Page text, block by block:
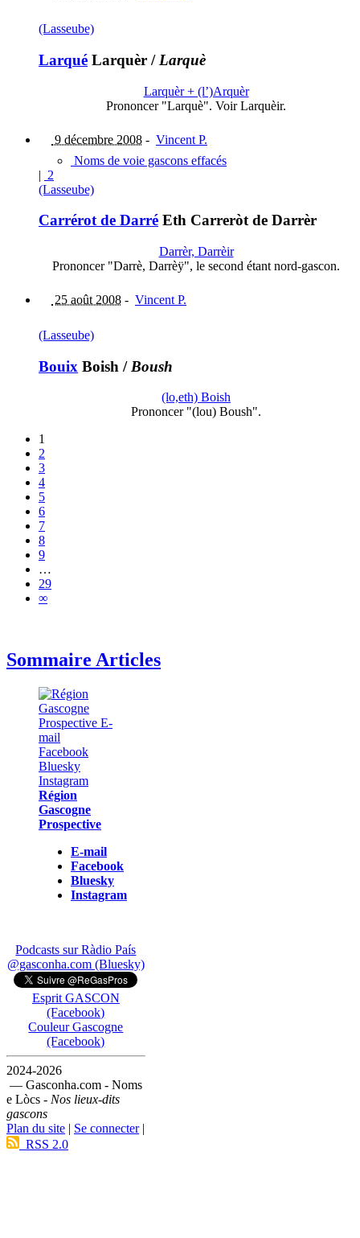
(Lasseube)
Larqué Larquèr / Larquè
Larquèr + (l’)Arquèr
Prononcer "Larquè". Voir Larquèir.
9 décembre 2008 - Vincent P.
Noms de voie gascons effacés
| 2
(Lasseube)
Carrérot de Darré Eth Carreròt de Darrèr
Darrèr, Darrèir
Prononcer "Darrè, Darrèÿ", le second étant nord-gascon.
25 août 2008 - Vincent P.
(Lasseube)
Bouix Boish / Boush
(lo,eth) Boish
Prononcer "(lou) Boush".
1
2
3
4
5
6
7
8
9
…
29
∞
Sommaire Articles
Région
Gascogne
Prospective
E-mail
Facebook
Bluesky
Instagram
Podcasts sur Ràdio País
@gasconha.com (Bluesky)
Esprit GASCON
(Facebook)
Couleur Gascogne
(Facebook)
2024-2026
— Gasconha.com - Noms
e Lòcs - Nos lieux-dits
gascons
Plan du site | Se connecter|
RSS 2.0